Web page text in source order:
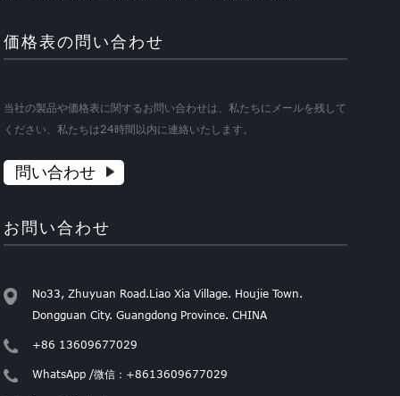
価格表の問い合わせ
当社の製品や価格表に関するお問い合わせは、私たちにメールを残して
ください、私たちは24時間以内に連絡いたします。
問い合わせ
お問い合わせ
No33, Zhuyuan Road.Liao Xia Village. Houjie Town.
Dongguan City. Guangdong Province. CHINA
+86 13609677029
WhatsApp /微信：+8613609677029